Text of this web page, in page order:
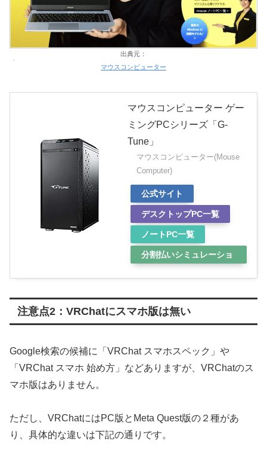
出典元：
マウスコンピューター
マウスコンピューター ゲー
ミングPCシリーズ「G-
Tune」
マウスコンピューター(Mouse
Computer)
公式サイト
デスクトップPC一覧
ノートPC一覧
分割払いシミュレーショ
注意点2：VRChatにスマホ版は無い
Google検索の候補に「VRChat スマホスペック」や
「VRChat スマホ 始め方」などありますが、VRChatのス
マホ版はありません。
ただし、VRChatにはPC版とMeta Quest版の２種があ
り、具体的な違いは下記の通りです。